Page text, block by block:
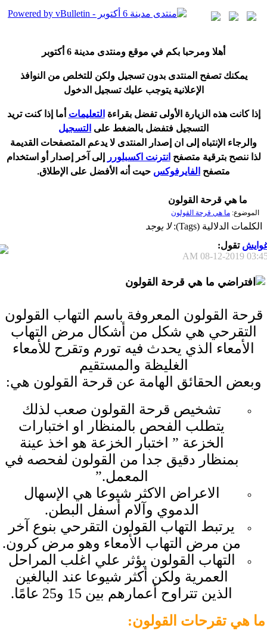
هلا ومرحبا بكم في موقع ومنتدى مدينة 6 أكتوبر
يمكنك تصفح المنتدى بدون تسجيل ولكن للتخلص من النوافذ
الإعلانية يتوجب عليك تسجيل الدخول
إذا كانت هذه الزيارة الأولى تفضل بقراءة التعليمات ما إذا كنت تريد
التسجيل فتفضل بالضغط على التسجيل
والرجاء الإنتباه إلى ان إصدار المنتدى لا يدعم المتصفحات القديمة
لذا ننصح بترقية متصفح انترنت اكسبلورر إلى آخر إصدار أو استخدام
متصفح الفايرفوكس حيت نه الأفضل على الإطلاق.
ما هي قرحة القولون
الموضوع: ما هي قرحة القولون
الكلمات الدلالية (Tags):
لا يوجد
تقول:
08-12-2019 03:45
ما هي قرحة القولون
قرحة القولون المعروفة باسم التهاب القولون
التقرحي هي شكل من أشكال مرض التهاب
الأمعاء الذي يحدث فيه تورم وتقرح للأمعاء
الغليظة والمستقيم
وبعض الحقائق الهامة عن قرحة القولون هي:
تشخيص قرحة القولون صعب لذلك
يتطلب الفحص بالمنظار او اختبارات
الخزعة ” اختبار الخزعة هو اخذ عينة
بمنظار دقيق جدا من القولون لفحصه في
المعمل.”
الاعراض الاكثر شيوعا هي الإسهال
الدموي وآلام أسفل البطن.
يرتبط التهاب القولون التقرحي بنوع آخر
من مرض التهاب الأمعاء وهو مرض كرون.
التهاب القولون يؤثر علي اغلب المراحل
العمرية ولكن أكثر شيوعا عند البالغين
الذين تتراوح أعمارهم بين 15 و25 عامًا.
ما هي تقرحات القولون: